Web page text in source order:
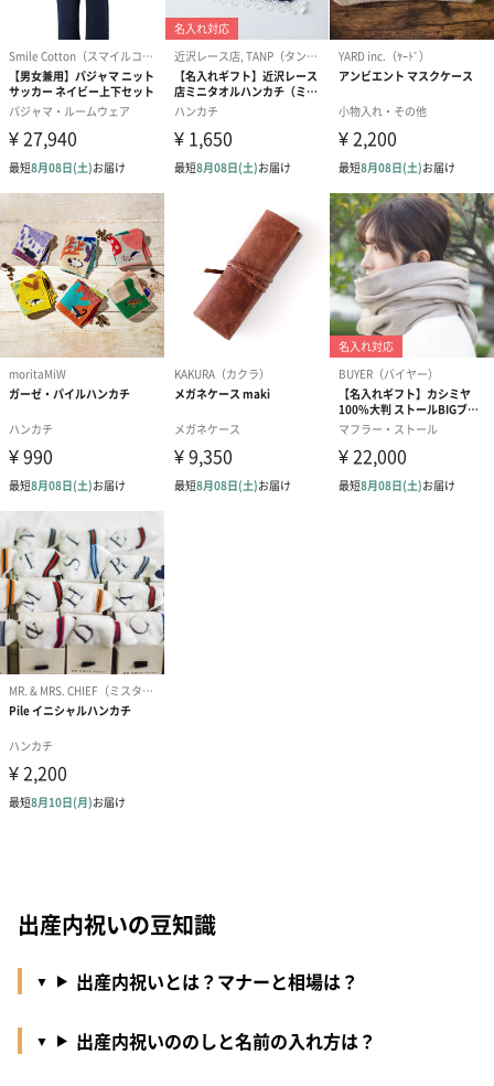
出産内祝いの豆知識
出産内祝いとは？マナーと相場は？
出産内祝いののしと名前の入れ方は？